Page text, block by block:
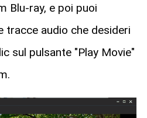
Blu-ray, e poi puoi
tracce audio che desideri
sul pulsante "Play Movie"